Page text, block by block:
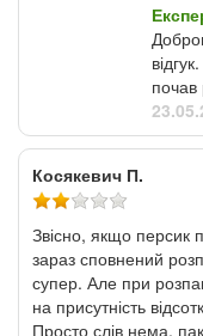
почав
Косякевич П.
Звісно, якщо персик
зараз сповнений
супер. Але при
на присутність
Просто слів нема,